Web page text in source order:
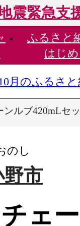
震緊急支
ふるさと
はじ
10月のふるさ
ンルブ420mLセ
のし
野市
ェ